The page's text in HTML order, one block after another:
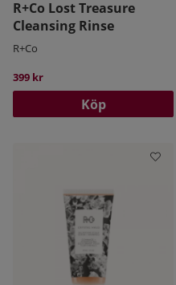
R+Co Lost Treasure
Cleansing Rinse
R+Co
399 kr
Köp